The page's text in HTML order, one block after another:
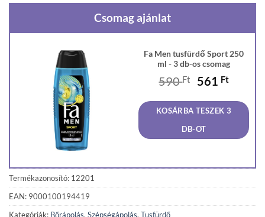
Csomag ajánlat
Fa Men tusfürdő Sport 250
ml - 3 db-os csomag
590Ft
Original
was:
590 Ft.
561 Ft
is:
561
KOSÁRBA TESZEK 3
DB-OT
Termékazonosító: 12201
EAN: 9000100194419
Kategóriák: Bőrápolás,Szépségápolás,Tusfürdő